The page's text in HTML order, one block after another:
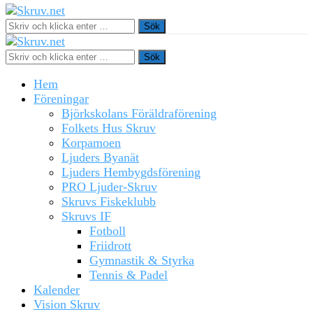
Sök
Sök
Hem
Föreningar
Björkskolans Föräldraförening
Folkets Hus Skruv
Korpamoen
Ljuders Byanät
Ljuders Hembygdsförening
PRO Ljuder-Skruv
Skruvs Fiskeklubb
Skruvs IF
Fotboll
Friidrott
Gymnastik & Styrka
Tennis & Padel
Kalender
Vision Skruv